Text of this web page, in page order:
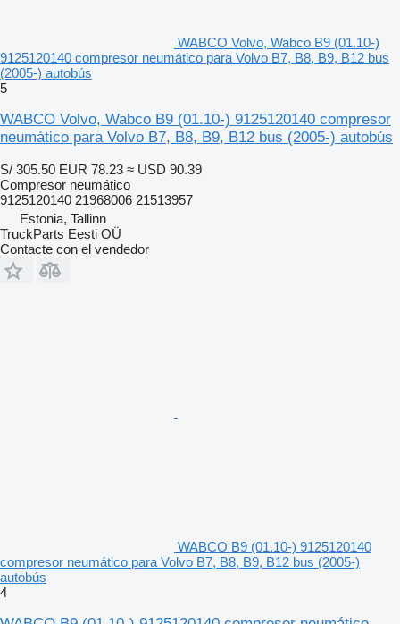
WABCO Volvo, Wabco B9 (01.10-)
9125120140 compresor neumático para Volvo B7, B8, B9, B12 bus
(2005-) autobús
5
WABCO Volvo, Wabco B9 (01.10-) 9125120140 compresor
neumático para Volvo B7, B8, B9, B12 bus (2005-) autobús
S/ 305.50 EUR 78.23 ≈ USD 90.39
Compresor neumático
9125120140 21968006 21513957
Estonia, Tallinn
TruckParts Eesti OÜ
Contacte con el vendedor
WABCO B9 (01.10-) 9125120140
compresor neumático para Volvo B7, B8, B9, B12 bus (2005-)
autobús
4